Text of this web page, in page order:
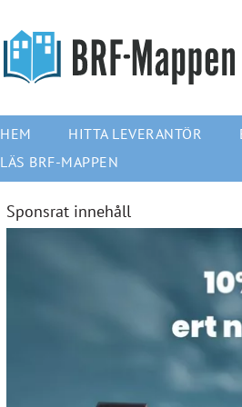
HEM HITTA LEVERANTÖR
LÄS BRF-MAPPEN
Sponsrat innehåll